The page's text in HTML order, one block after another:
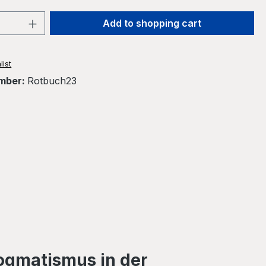
Quantity: Enter the desired amount
Add to shopping cart
Rotbuch23
in der